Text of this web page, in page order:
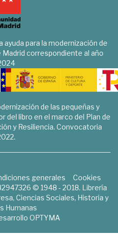
ayuda para la modernización de
Madrid correspondiente al año
de las pequeñas y
del libro en el marco del Plan de
y Resiliencia. Convocatoria
generales
Cookies
© 1948 - 2018. Librería
Ciencias Sociales, Historia y
Humanas
OPTYMA